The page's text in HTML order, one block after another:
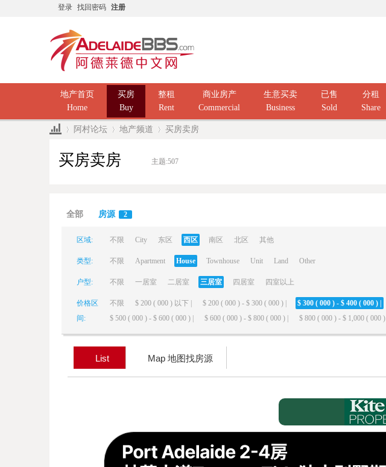
登录 找回密码 注册
地产首页
Home
买房
Buy
整租
Rent
商业房产
Commercial
生意买卖
Business
已售
Sold
分租
Share
阿村论坛 地产频道 买房卖房
买房卖房 主题:507
全部 房源 2
区域: 不限 City 东区 西区 南区 北区 其他
类型: 不限 Apartment House Townhouse Unit Land Other
户型: 不限 一居室 二居室 三居室 四居室 四室以上
价格区
间:
不限 $ 200 ( 000 ) 以下 | $ 200 ( 000 ) - $ 300 ( 000 ) | $ 300 ( 000 ) - $ 400 ( 000 ) |
$ 500 ( 000 ) - $ 600 ( 000 ) |
$ 600 ( 000 ) - $ 800 ( 000 ) | $ 800 ( 000 ) - $ 1,000 ( 000 ) |
List Map 地图找房源